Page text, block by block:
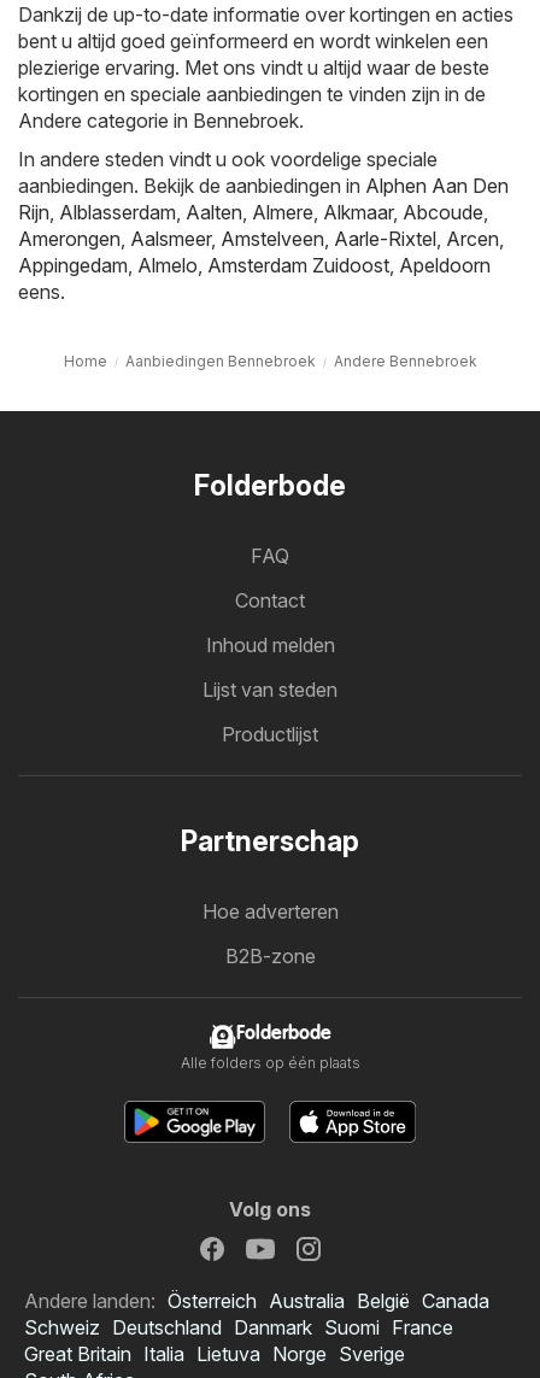
Dankzij de up-to-date informatie over kortingen en acties
bent u altijd goed geïnformeerd en wordt winkelen een
plezierige ervaring. Met ons vindt u altijd waar de beste
kortingen en speciale aanbiedingen te vinden zijn in de
Andere categorie in Bennebroek.
In andere steden vindt u ook voordelige speciale
aanbiedingen. Bekijk de aanbiedingen in Alphen Aan Den
Rijn Alblasserdam Aalten Almere Alkmaar, Abcoude
Amerongen Aalsmeer, Amstelveen Aarle-Rixtel Arcen
Appingedam Almelo Amsterdam Zuidoost Apeldoorn
eens.
Home Aanbiedingen Bennebroek Andere Bennebroek
Folderbode
FAQ
Contact
Inhoud melden
Lijst van steden
Productlijst
Partnerschap
Hoe adverteren
B2B-zone
Folderbode
Alle folders op één plaats
Volg ons
Andere landen: Österreich Australia België Canada
Schweiz Deutschland Danmark Suomi France
Great Britain Italia Lietuva Norge Sverige